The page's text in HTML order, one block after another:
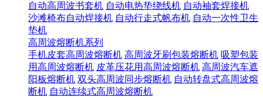
自动高周波书套机 自动电热垫绕线机 自动袖套焊接机
沙滩椅布自动焊接机 自动行走式帆布机 自动一次性卫生
垫机
高周波熔断机系列
手机皮套高周波熔断机 高周波牙刷包装熔断机 吸塑包装
用高周波熔断机 皮革压花用高周波熔断机 高周波汽车遮
阳板熔断机 双头高周波同步熔断机 自动转盘式高周波熔
断机 自动连续式高周波熔断机